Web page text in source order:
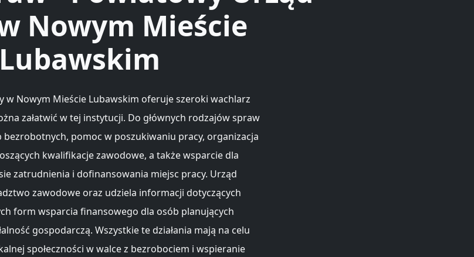
Nowym Mieście
Lubawskim
w Nowym Mieście Lubawskim oferuje szeroki wachlarz
załatwić w tej instytucji. Do głównych rodzajów spraw
bezrobotnych, pomoc w poszukiwaniu pracy, organizacja
kwalifikacje zawodowe, a także wsparcie dla
zatrudnienia i dofinansowania miejsc pracy. Urząd
zawodowe oraz udziela informacji dotyczących
form wsparcia finansowego dla osób planujących
gospodarczą. Wszystkie te działania mają na celu
społeczności w walce z bezrobociem i wspieranie